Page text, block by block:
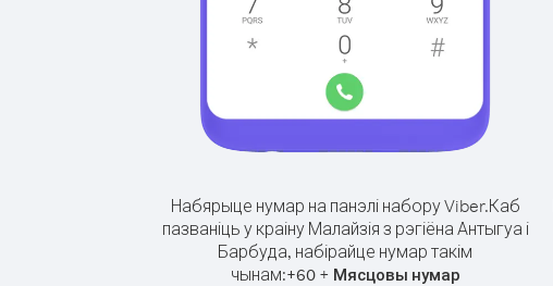
Набярыце нумар на панэлі набору Viber.Каб
пазваніць у краіну Малайзія з рэгіёна Антыгуа і
Барбуда, набірайце нумар такім
чынам:+60+ Мясцовы нумар